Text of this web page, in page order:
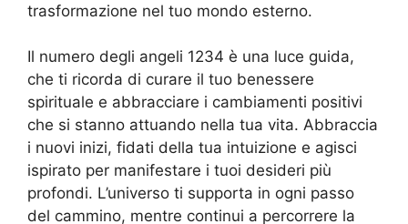
trasformazione nel tuo mondo esterno.
Il numero degli angeli 1234 è una luce guida,
che ti ricorda di curare il tuo benessere
spirituale e abbracciare i cambiamenti positivi
che si stanno attuando nella tua vita. Abbraccia
i nuovi inizi, fidati della tua intuizione e agisci
ispirato per manifestare i tuoi desideri più
profondi. L’universo ti supporta in ogni passo
del cammino, mentre continui a percorrere la